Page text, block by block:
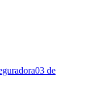
03 de